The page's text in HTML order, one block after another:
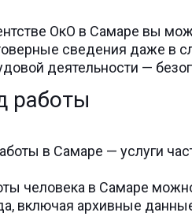
ОкО в Самаре вы
сведения даже в
деятельности —
работы
в Самаре — услуги
человека в Самаре
включая архивные